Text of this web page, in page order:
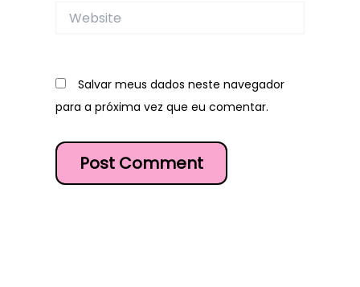
Website
Salvar meus dados neste navegador
para a próxima vez que eu comentar.